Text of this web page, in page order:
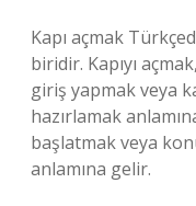
Kapı açmak
biridir. Kapıyı
giriş yapmak veya
hazırlamak
başlatmak veya
anlamına gelir.